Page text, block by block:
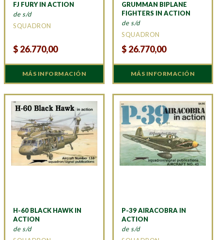
FJ FURY IN ACTION
de s/d
SQUADRON
$ 26.770,00
MÁS INFORMACIÓN
GRUMMAN BIPLANE
FIGHTERS IN ACTION
de s/d
SQUADRON
$ 26.770,00
MÁS INFORMACIÓN
H-60 BLACK HAWK IN
ACTION
de s/d
P-39 AIRACOBRA IN
ACTION
de s/d